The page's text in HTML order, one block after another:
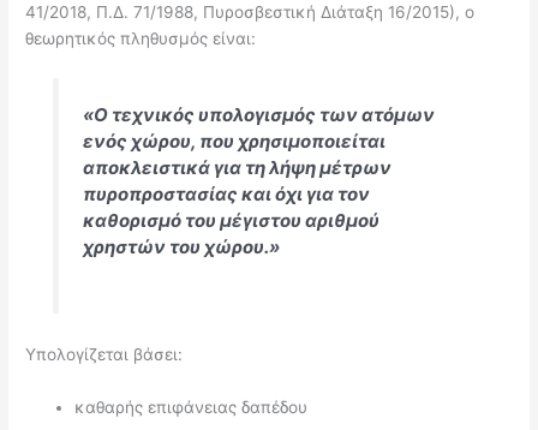
41/2018, Π.Δ. 71/1988, Πυροσβεστική Διάταξη 16/2015), ο
θεωρητικός πληθυσμός είναι:
«Ο τεχνικός υπολογισμός των ατόμων
ενός χώρου, που χρησιμοποιείται
αποκλειστικά για τη λήψη μέτρων
πυροπροστασίας και όχι για τον
καθορισμό του μέγιστου αριθμού
χρηστών του χώρου.»
Υπολογίζεται βάσει:
καθαρής επιφάνειας δαπέδου